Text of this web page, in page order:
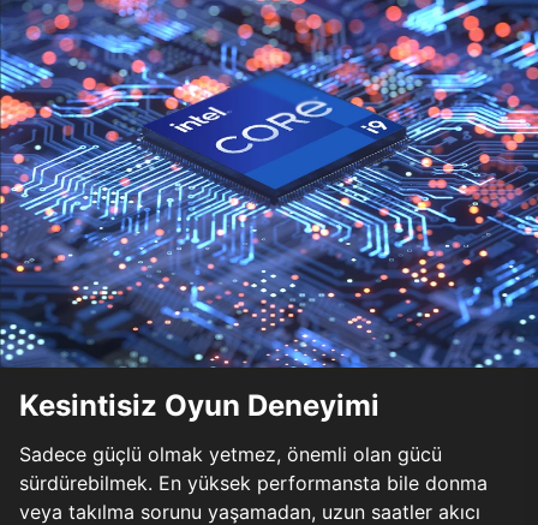
Kesintisiz Oyun Deneyimi
Sadece güçlü olmak yetmez, önemli olan gücü
sürdürebilmek. En yüksek performansta bile donma
veya takılma sorunu yaşamadan, uzun saatler akıcı